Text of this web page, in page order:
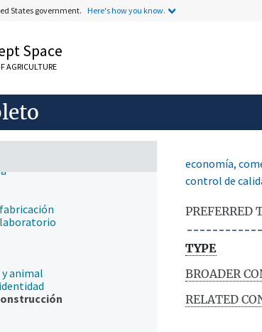
States government. Here's how you know.
Space
AGRICULTURE
Salud
educación, extensión
negocios, industria
laboratorio
animal
economía,
control de
PREFERRED
TYPE
BROADER
RELATED